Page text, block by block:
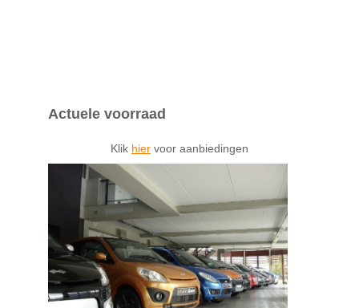
Actuele voorraad
Klik hier voor aanbiedingen